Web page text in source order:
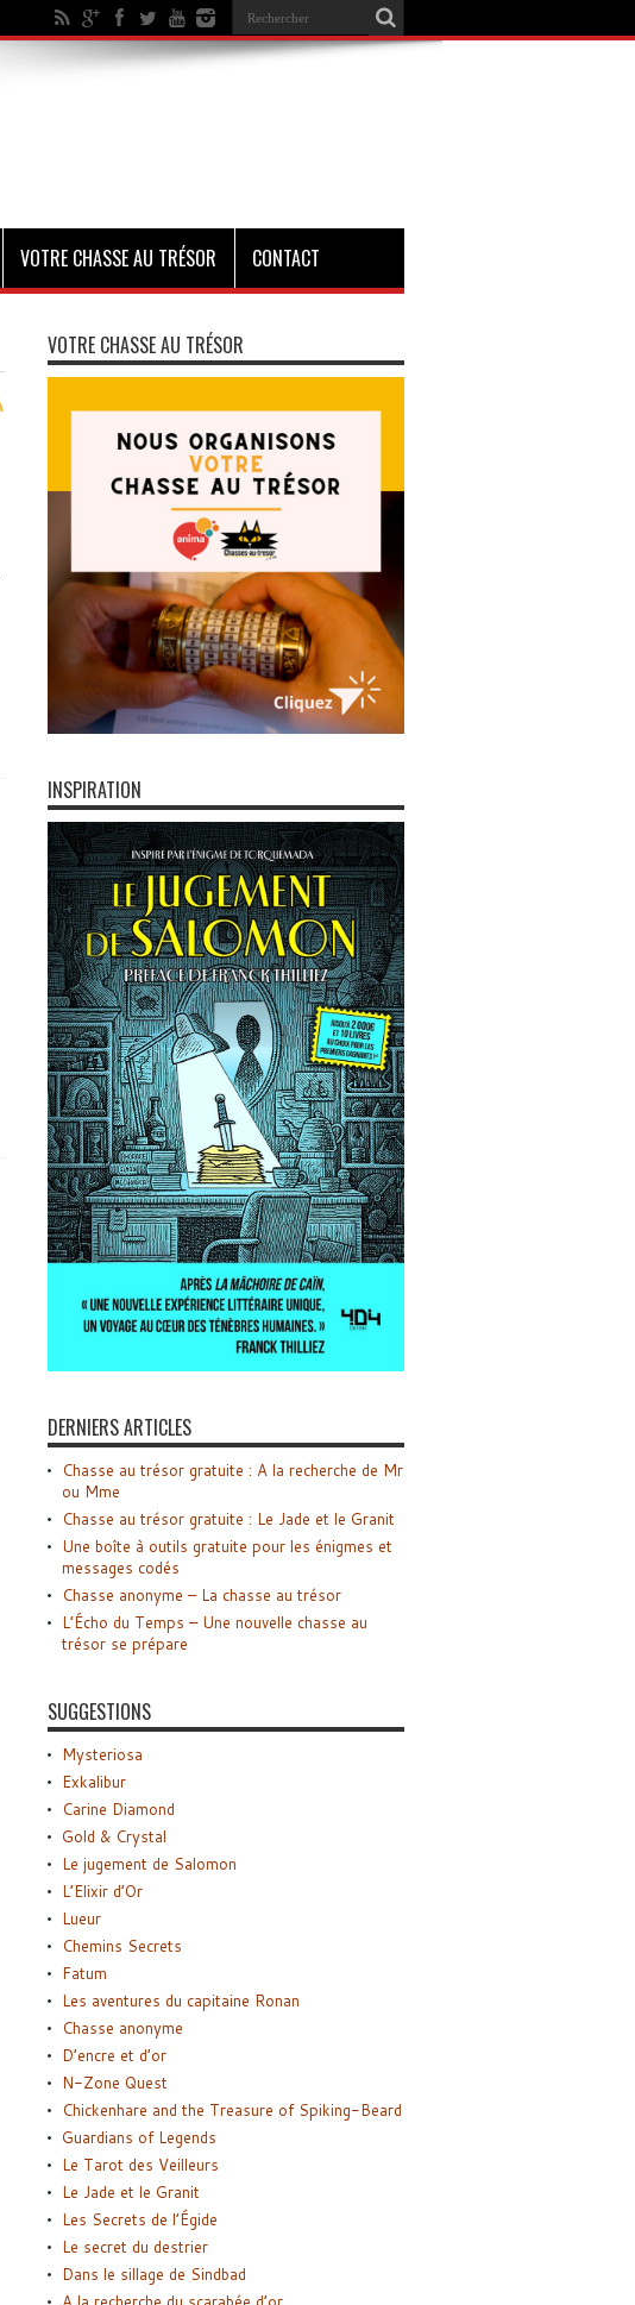
VOTRE CHASSE AU TRÉSOR CONTACT
VOTRE CHASSE AU TRÉSOR
INSPIRATION
DERNIERS ARTICLES
Chasse au trésor gratuite : A la recherche de Mr
ou Mme
Chasse au trésor gratuite : Le Jade et le Granit
Une boîte à outils gratuite pour les énigmes et
messages codés
Chasse anonyme – La chasse au trésor
L’Écho du Temps – Une nouvelle chasse au
trésor se prépare
SUGGESTIONS
Mysteriosa
Exkalibur
Carine Diamond
Gold & Crystal
Le jugement de Salomon
L’Elixir d’Or
Lueur
Chemins Secrets
Fatum
Les aventures du capitaine Ronan
Chasse anonyme
D’encre et d’or
N-Zone Quest
Chickenhare and the Treasure of Spiking-Beard
Guardians of Legends
Le Tarot des Veilleurs
Le Jade et le Granit
Les Secrets de l’Égide
Le secret du destrier
Dans le sillage de Sindbad